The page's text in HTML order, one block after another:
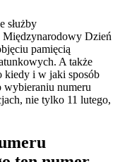
służby
Międzynarodowy Dzień
pamięcią
A także
kiedy i w jaki sposób
wybieraniu numeru
nie tylko 11 lutego,